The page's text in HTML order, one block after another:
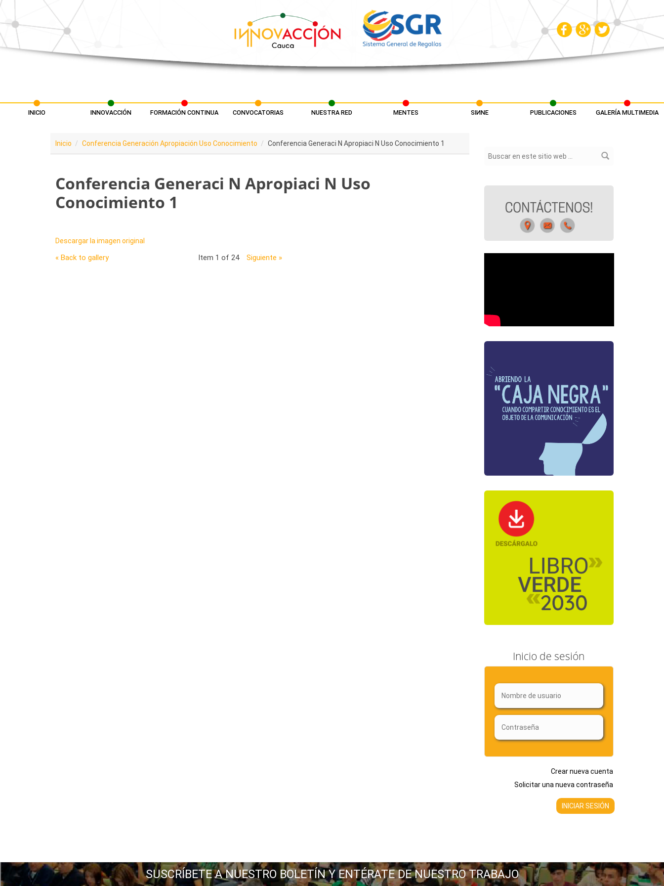
Pasar al contenido principal
INICIO INNOVACCIÓN FORMACIÓN CONTINUA CONVOCATORIAS NUESTRA RED MENTES SIИNE PUBLICACIONES GALERÍA MULTIMEDIA
Inicio Conferencia Generación Apropiación Uso Conocimiento Conferencia Generaci N Apropiaci N Uso Conocimiento 1
Conferencia Generaci N Apropiaci N Uso
Conocimiento 1
Descargar la imagen original
« Back to gallery Item 1 of 24 Siguiente »
Formulario de búsqueda
Inicio de sesión
Crear nueva cuenta
Solicitar una nueva contraseña
SUSCRÍBETE A NUESTRO BOLETÍN Y ENTÉRATE DE NUESTRO TRABAJO